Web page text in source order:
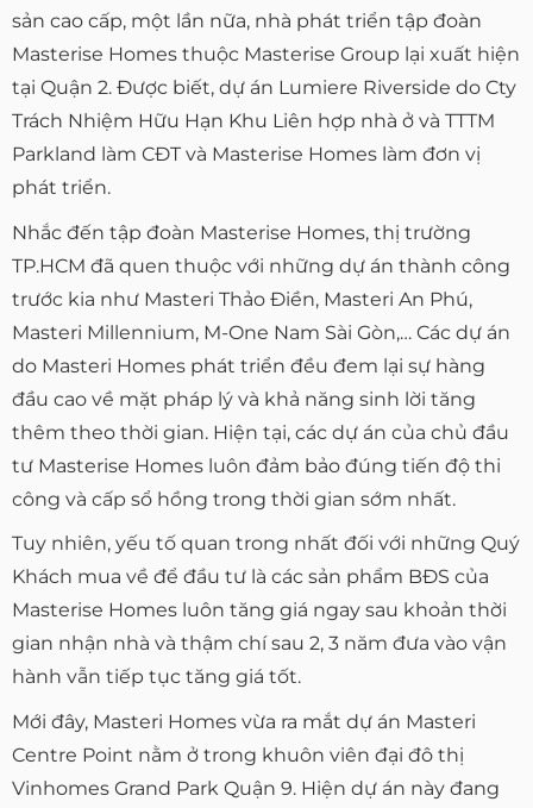
sản cao cấp, một lần nữa, nhà phát triển tập đoàn
Masterise Homes thuộc Masterise Group lại xuất hiện
tại Quận 2. Được biết, dự án Lumiere Riverside do Cty
Trách Nhiệm Hữu Hạn Khu Liên hợp nhà ở và TTTM
Parkland làm CĐT và Masterise Homes làm đơn vị
phát triển.
Nhắc đến tập đoàn Masterise Homes, thị trường
TP.HCM đã quen thuộc với những dự án thành công
trước kia như Masteri Thảo Điền, Masteri An Phú,
Masteri Millennium, M-One Nam Sài Gòn,… Các dự án
do Masteri Homes phát triển đều đem lại sự hàng
đầu cao về mặt pháp lý và khả năng sinh lời tăng
thêm theo thời gian. Hiện tại, các dự án của chủ đầu
tư Masterise Homes luôn đảm bảo đúng tiến độ thi
công và cấp sổ hồng trong thời gian sớm nhất.
Tuy nhiên, yếu tố quan trong nhất đối với những Quý
Khách mua về để đầu tư là các sản phẩm BĐS của
Masterise Homes luôn tăng giá ngay sau khoản thời
gian nhận nhà và thậm chí sau 2, 3 năm đưa vào vận
hành vẫn tiếp tục tăng giá tốt.
Mới đây, Masteri Homes vừa ra mắt dự án Masteri
Centre Point nằm ở trong khuôn viên đại đô thị
Vinhomes Grand Park Quận 9. Hiện dự án này đang